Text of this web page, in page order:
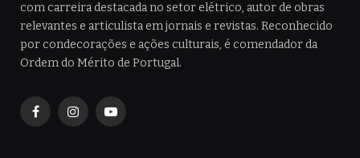
com carreira destacada no setor elétrico, autor de obras
relevantes e articulista em jornais e revistas. Reconhecido
por condecorações e ações culturais, é comendador da
Ordem do Mérito de Portugal.
FacebookInstagramYouTube